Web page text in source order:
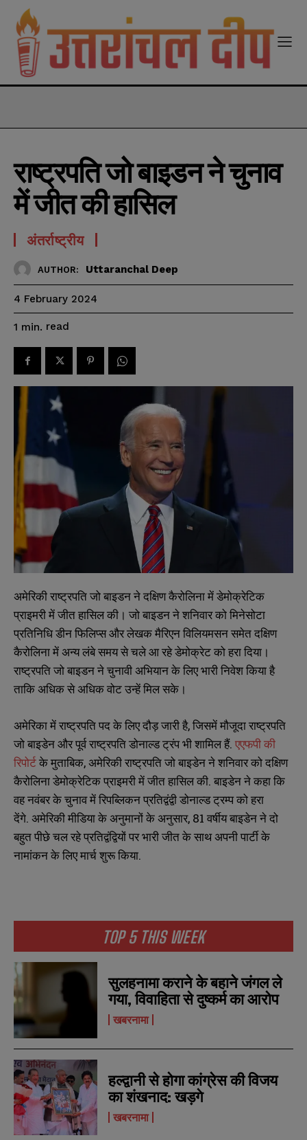
TOP 5 THIS WEEK
सुलहनामा कराने के बहाने जंगल ले
गया, विवाहिता से दुष्कर्म का आरोप
खबरनामा
हल्द्वानी से होगा कांग्रेस की विजय
का शंखनाद: खड़गे
खबरनामा
राष्ट्रपति जो बाइडन ने चुनाव
में जीत की हासिल
अंतर्राष्ट्रीय
AUTHOR: Uttaranchal Deep
4 February 2024
1 min. read
अमेरिकी राष्ट्रपति जो बाइडन ने दक्षिण कैरोलिना में डेमोक्रेटिक
प्राइमरी में जीत हासिल की। जो बाइडन ने शनिवार को मिनेसोटा
प्रतिनिधि डीन फिलिप्स और लेखक मैरिएन विलियमसन समेत दक्षिण
कैरोलिना में अन्य लंबे समय से चले आ रहे डेमोक्रेट को हरा दिया।
राष्ट्रपति जो बाइडन ने चुनावी अभियान के लिए भारी निवेश किया है
ताकि अधिक से अधिक वोट उन्हें मिल सके।
अमेरिका में राष्‍ट्रपति पद के लिए दौड़ जारी है, जिसमें मौजूदा राष्‍ट्रपति
जो बाइडेन और पूर्व राष्‍ट्रपति डोनाल्‍ड ट्रंप भी शामिल हैं. एएफपी की
रिपोर्टके मुताबिक, अमेरिकी राष्ट्रपति जो बाइडेन ने शनिवार को दक्षिण
कैरोलिना डेमोक्रेटिक प्राइमरी में जीत हासिल की. बाइडेन ने कहा कि
वह नवंबर के चुनाव में रिपब्लिकन प्रतिद्वंद्वी डोनाल्ड ट्रम्प को हरा
देंगे. अमेरिकी मीडिया के अनुमानों के अनुसार, 81 वर्षीय बाइडेन ने दो
बहुत पीछे चल रहे प्रतिद्वंद्वियों पर भारी जीत के साथ अपनी पार्टी के
नामांकन के लिए मार्च शुरू किया.